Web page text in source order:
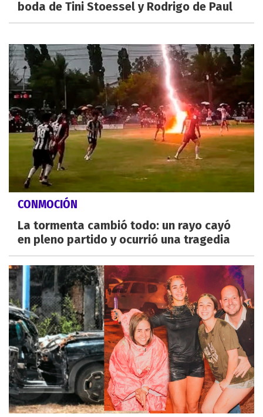
boda de Tini Stoessel y Rodrigo de Paul
CONMOCIÓN
La tormenta cambió todo: un rayo cayó
en pleno partido y ocurrió una tragedia